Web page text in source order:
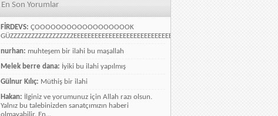
En Son Yorumlar
FİRDEVS: ÇOOOOOOOOOOOOOOOOOOK
GÜZZZZZZZZZZZZZZZZZZEEEEEEEEEEEEEEEEEEEEEEEEEEEEELLLLLLLLLLLLLLLLLLLLLLLL
nurhan: muhteşem bir ilahi bu maşallah
Melek berre dana: İyiki bu ilahi yapılmış
Gülnur Kılıç: Müthiş bir ilahi
Hakan: İlginiz ve yorumunuz için Allah razı olsun.
Yalnız bu talebinizden sanatçımızın haberi